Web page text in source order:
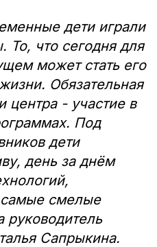
дети играли
То, что сегодня для
может стать его
Обязательная
центра - участие в
Под
дети
день за днём
смелые
руководитель
Сапрыкина.